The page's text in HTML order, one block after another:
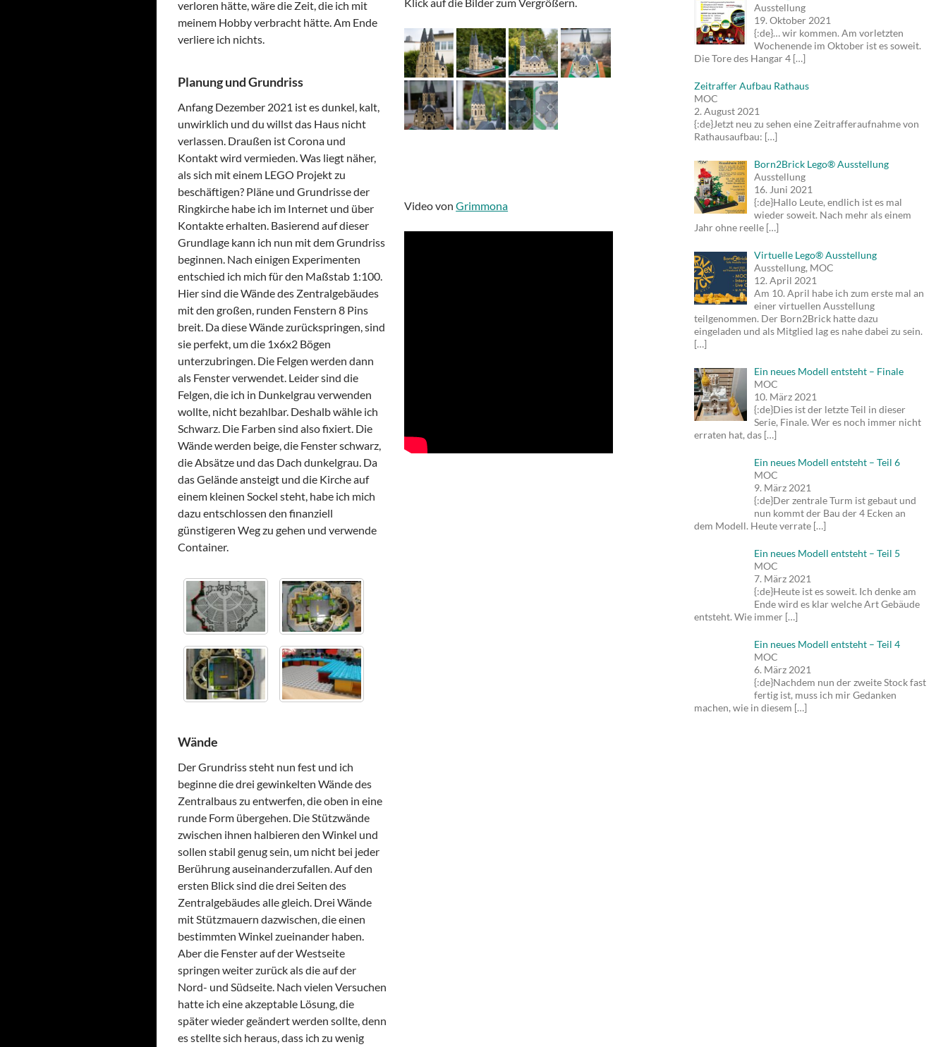
verloren hätte, wäre die Zeit, die ich mit
meinem Hobby verbracht hätte. Am Ende
verliere ich nichts.
Planung und Grundriss
Anfang Dezember 2021 ist es dunkel, kalt,
unwirklich und du willst das Haus nicht
verlassen. Draußen ist Corona und
Kontakt wird vermieden. Was liegt näher,
als sich mit einem LEGO Projekt zu
beschäftigen? Pläne und Grundrisse der
Ringkirche habe ich im Internet und über
Kontakte erhalten. Basierend auf dieser
Grundlage kann ich nun mit dem Grundriss
beginnen. Nach einigen Experimenten
entschied ich mich für den Maßstab 1:100.
Hier sind die Wände des Zentralgebäudes
mit den großen, runden Fenstern 8 Pins
breit. Da diese Wände zurückspringen, sind
sie perfekt, um die 1x6x2 Bögen
unterzubringen. Die Felgen werden dann
als Fenster verwendet. Leider sind die
Felgen, die ich in Dunkelgrau verwenden
wollte, nicht bezahlbar. Deshalb wähle ich
Schwarz. Die Farben sind also fixiert. Die
Wände werden beige, die Fenster schwarz,
die Absätze und das Dach dunkelgrau. Da
das Gelände ansteigt und die Kirche auf
einem kleinen Sockel steht, habe ich mich
dazu entschlossen den finanziell
günstigeren Weg zu gehen und verwende
Container.
Wände
Der Grundriss steht nun fest und ich
beginne die drei gewinkelten Wände des
Zentralbaus zu entwerfen, die oben in eine
runde Form übergehen. Die Stützwände
zwischen ihnen halbieren den Winkel und
sollen stabil genug sein, um nicht bei jeder
Berührung auseinanderzufallen. Auf den
ersten Blick sind die drei Seiten des
Zentralgebäudes alle gleich. Drei Wände
mit Stützmauern dazwischen, die einen
bestimmten Winkel zueinander haben.
Aber die Fenster auf der Westseite
springen weiter zurück als die auf der
Nord- und Südseite. Nach vielen Versuchen
hatte ich eine akzeptable Lösung, die
später wieder geändert werden sollte, denn
es stellte sich heraus, dass ich zu wenig
Video vonGrimmona
Ausstellung
19. Oktober 2021
{:de}… wir kommen. Am vorletzten
Wochenende im Oktober ist es soweit.
Die Tore des Hangar 4 […]
Zeitraffer Aufbau Rathaus
MOC
2. August 2021
{:de}Jetzt neu zu sehen eine Zeitrafferaufnahme von
Rathausaufbau: […]
Born2Brick Lego® Ausstellung
Ausstellung
16. Juni 2021
{:de}Hallo Leute, endlich ist es mal
wieder soweit. Nach mehr als einem
Jahr ohne reelle […]
Virtuelle Lego® Ausstellung
Ausstellung, MOC
12. April 2021
Am 10. April habe ich zum erste mal an
einer virtuellen Ausstellung
teilgenommen. Der Born2Brick hatte dazu
eingeladen und als Mitglied lag es nahe dabei zu sein.
[…]
Ein neues Modell entsteht – Finale
MOC
10. März 2021
{:de}Dies ist der letzte Teil in dieser
Serie, Finale. Wer es noch immer nicht
erraten hat, das […]
Ein neues Modell entsteht – Teil 6
MOC
9. März 2021
{:de}Der zentrale Turm ist gebaut und
nun kommt der Bau der 4 Ecken an
dem Modell. Heute verrate […]
Ein neues Modell entsteht – Teil 5
MOC
7. März 2021
{:de}Heute ist es soweit. Ich denke am
Ende wird es klar welche Art Gebäude
entsteht. Wie immer […]
Ein neues Modell entsteht – Teil 4
MOC
6. März 2021
{:de}Nachdem nun der zweite Stock fast
fertig ist, muss ich mir Gedanken
machen, wie in diesem […]